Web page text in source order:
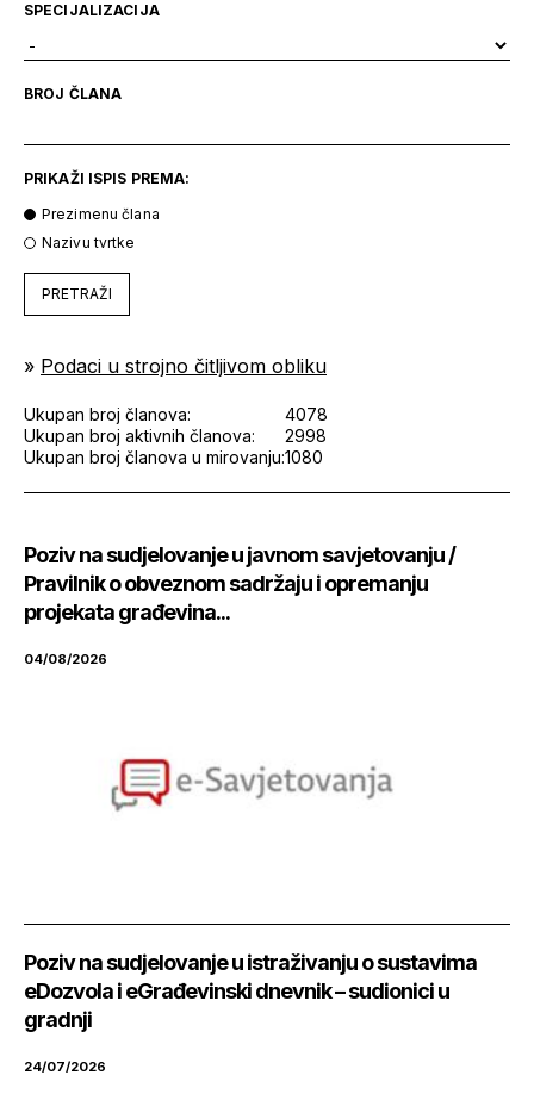
SPECIJALIZACIJA
BROJ ČLANA
PRIKAŽI ISPIS PREMA:
Prezimenu člana
Nazivu tvrtke
PRETRAŽI
» Podaci u strojno čitljivom obliku
Ukupan broj članova:
4078
Ukupan broj aktivnih članova:
2998
Ukupan broj članova u mirovanju:1080
Poziv na sudjelovanje u javnom savjetovanju /
Pravilnik o obveznom sadržaju i opremanju
projekata građevina...
04/08/2026
Poziv na sudjelovanje u istraživanju o sustavima
eDozvola i eGrađevinski dnevnik – sudionici u
gradnji
24/07/2026